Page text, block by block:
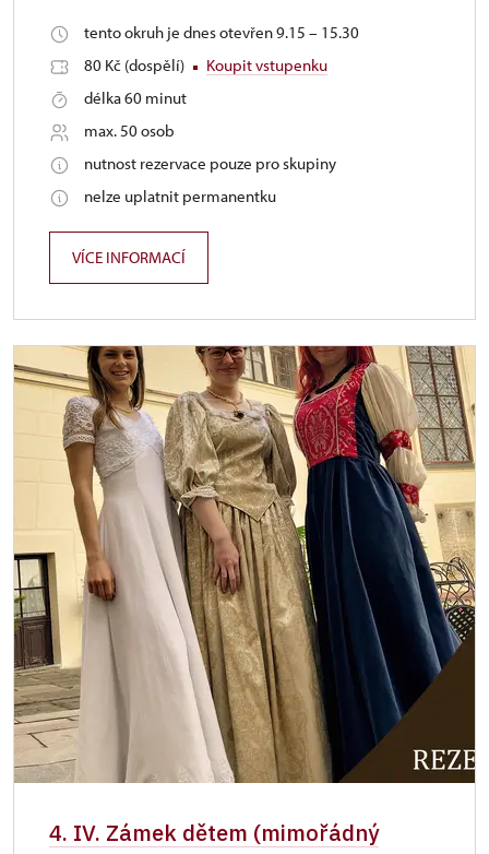
tento okruh je dnes otevřen 9.15 – 15.30
80 Kč (dospělí)
Koupit vstupenku
délka 60 minut
max. 50 osob
nutnost rezervace pouze pro skupiny
nelze uplatnit permanentku
VÍCE INFORMACÍ
4. IV. Zámek dětem (mimořádný